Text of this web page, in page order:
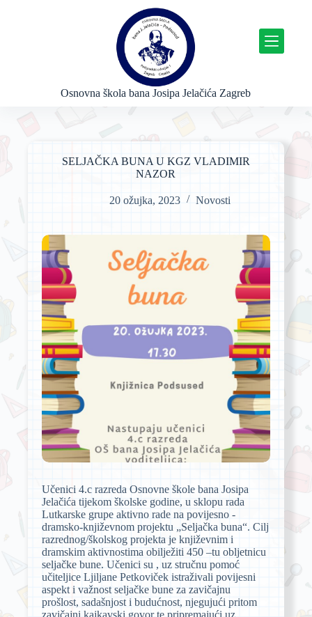
Osnovna škola bana Josipa Jelačića Zagreb
SELJAČKA BUNA U KGZ VLADIMIR
NAZOR
20 ožujka, 2023 Novosti
Učenici 4.c razreda Osnovne škole bana Josipa
Jelačića tijekom školske godine, u sklopu rada
Lutkarske grupe aktivno rade na povijesno -
dramsko-književnom projektu „Seljačka buna“. Cilj
razrednog/školskog projekta je književnim i
dramskim aktivnostima obilježiti 450 –tu obljetnicu
seljačke bune. Učenici su , uz stručnu pomoć
učiteljice Ljiljane Petkoviček istraživali povijesni
aspekt i važnost seljačke bune za zavičajnu
prošlost, sadašnjost i budućnost, njegujući pritom